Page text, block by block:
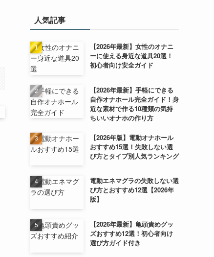
人気記事
【2026年最新】女性のオナニ
ーに使える身近な道具20選！
初心者向け安全ガイド
【2026年最新】手軽にできる
自作オナホール完全ガイド！身
近な素材で作る10種類の気持
ちいいオナホの作り方
【2026年版】電動オナホール
おすすめ15選！失敗しない選
び方とタイプ別人気ランキング
電動エネマグラの失敗しない選
び方とおすすめ12選【2026年
版】
【2026年最新】亀頭責めグッ
ズおすすめ12選！初心者向け
選び方ガイド付き